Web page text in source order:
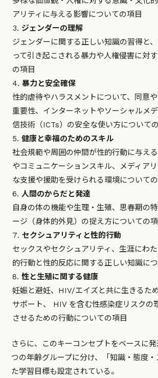
アリティに与える影響についての項目
ジェンダーの理解
ジェンダーに関する正しい知識の習得と
って引き起こされる暴力や人権侵害に対
の項目
暴力と安全確保
性的虐待やハラスメントについて、同意
重要性、インターネットやソーシャルメ
信技術（ICTs）の安全な使い方について
健康と幸福のためのスキル
社会規範や周囲の仲間が性的行動に与え
やコミュニケーションスキル、メディア
な支援や援助を受けられる環境について
人間のからだと発達
自身の体の機能や生理・生殖、思春期の
ージ（身体的外見）の捉え方についての
セクシュアリティと性的行動
セックスやセクシュアリティ、生涯にわ
的行動と性的反応に関する正しい知識に
性と生殖に関する健康
妊娠と避妊、HIV/エイズと共に生きるた
サポート、 HIV を含む性感染症リスクの
させるための行動についての項目
さらに、このキーコンセプトをベースに
つの年齢グループに分け、「知識・態度
た学習目標も設定されている。